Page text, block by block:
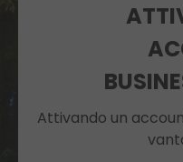
Attivando un